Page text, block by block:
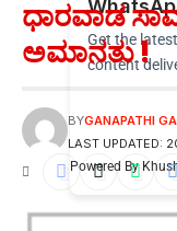
ಧಾರವಾಡ
ಅಮಾನತು !
LAST UPDATED:
BYGANAPATHI
Get the
content
Powered By